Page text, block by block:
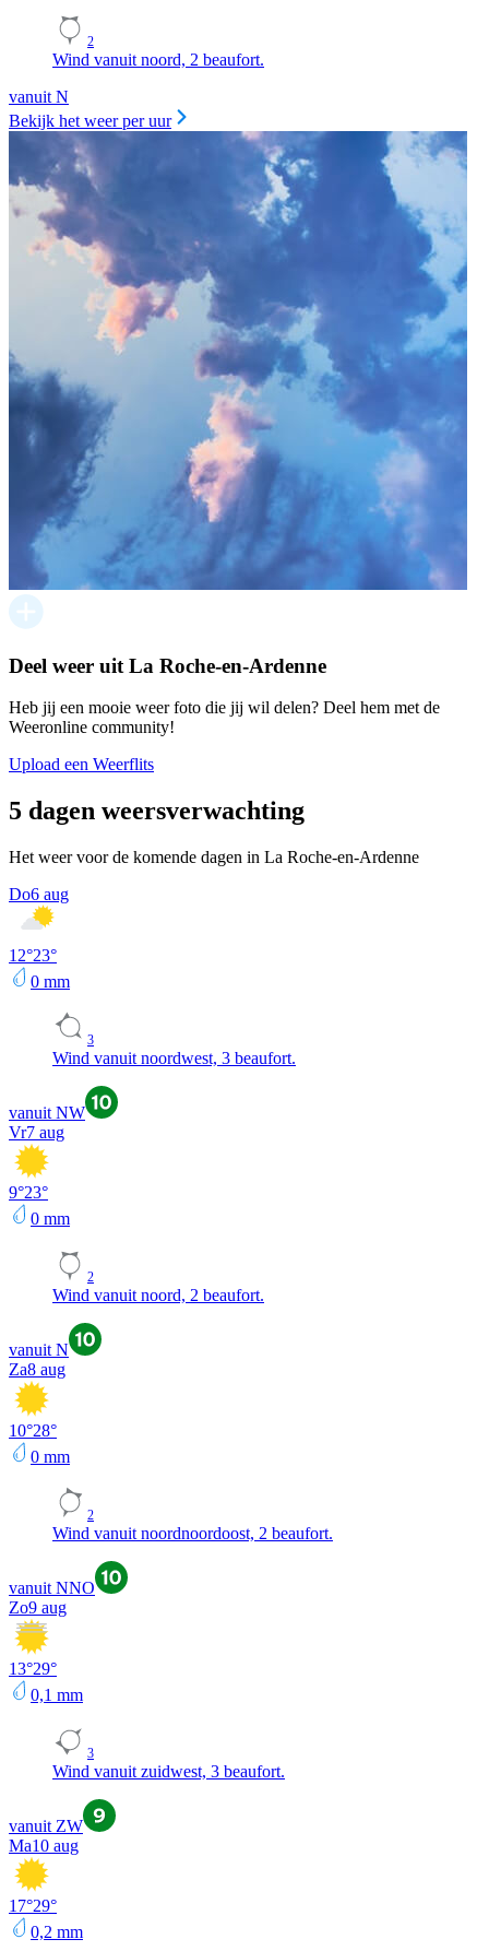
2
Wind vanuit noord, 2 beaufort.
vanuit N
Bekijk het weer per uur
Deel weer uit La Roche-en-Ardenne
Heb jij een mooie weer foto die jij wil delen? Deel hem met de
Weeronline community!
Upload een Weerflits
5 dagen weersverwachting
Het weer voor de komende dagen in La Roche-en-Ardenne
Do6 aug
12°23°
0 mm
3
Wind vanuit noordwest, 3 beaufort.
vanuit NW
Vr7 aug
9°23°
0 mm
2
Wind vanuit noord, 2 beaufort.
vanuit N
Za8 aug
10°28°
0 mm
2
Wind vanuit noordnoordoost, 2 beaufort.
vanuit NNO
Zo9 aug
13°29°
0,1 mm
3
Wind vanuit zuidwest, 3 beaufort.
vanuit ZW
Ma10 aug
17°29°
0,2 mm